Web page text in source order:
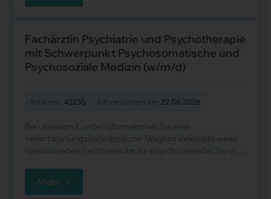
Fachärztin Psychiatrie und Psychotherapie
mit Schwerpunkt Psychosomatische und
Psychosoziale Medizin (w/m/d)
42235 22.06.2026
Bei unserem Kunden übernehmen Sie eine
verantwortungsvolle ärztliche Tätigkeit innerhalb eines
spezialisierten Fachbereichs für psychosomatische und
Mehr